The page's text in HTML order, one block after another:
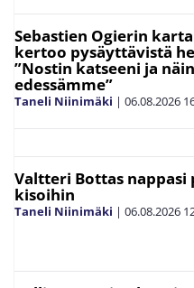
Sebastien Ogierin
kertoo pysäyttävistä
”Nostin katseeni ja
edessämme”
Taneli Niinimäki | 06.08.2026
Valtteri Bottas nappasi
kisoihin
Taneli Niinimäki | 06.08.2026